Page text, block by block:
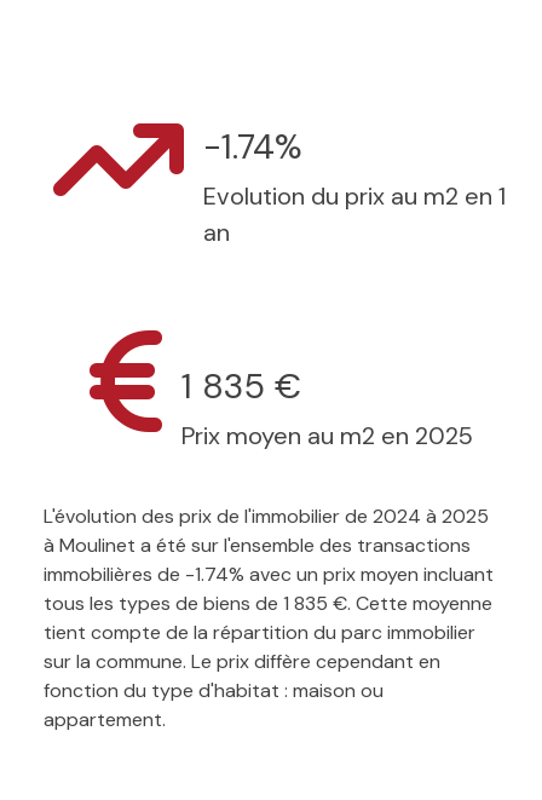
-1.74%
Evolution du prix au m2 en 1
an
1 835 €
Prix moyen au m2 en 2025
L'évolution des prix de l'immobilier de 2024 à 2025
à Moulinet a été sur l'ensemble des transactions
immobilières de -1.74% avec un prix moyen incluant
tous les types de biens de 1 835 €. Cette moyenne
tient compte de la répartition du parc immobilier
sur la commune. Le prix diffère cependant en
fonction du type d'habitat : maison ou
appartement.